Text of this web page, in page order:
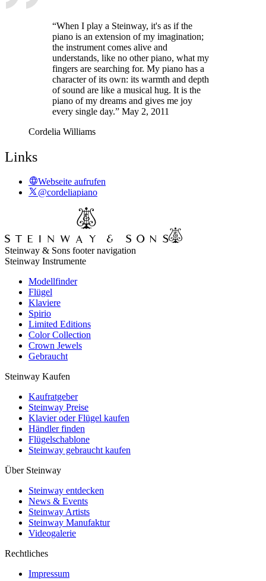
“When I play a Steinway, it's as if the
piano is an extension of my imagination;
the instrument comes alive and
understands, like no other piano, what my
fingers are searching for. My piano has a
character of its own: its warmth and depth
of sound are like a musical hug. It is the
piano of my dreams and gives me joy
every single day.” May 2, 2011
Cordelia Williams
Links
Webseite aufrufen
@cordeliapiano
Steinway & Sons footer navigation
Steinway Instrumente
Modellfinder
Flügel
Klaviere
Spirio
Limited Editions
Color Collection
Crown Jewels
Gebraucht
Steinway Kaufen
Kaufratgeber
Steinway Preise
Klavier oder Flügel kaufen
Händler finden
Flügelschablone
Steinway gebraucht kaufen
Über Steinway
Steinway entdecken
News & Events
Steinway Artists
Steinway Manufaktur
Videogalerie
Rechtliches
Impressum